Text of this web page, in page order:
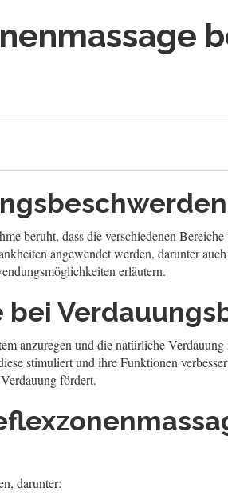
beruht, dass die verschiedenen
angewendet werden, darunter
erläutern.
anzuregen und die natürliche
stimuliert und ihre Funktionen
fördert.
darunter: